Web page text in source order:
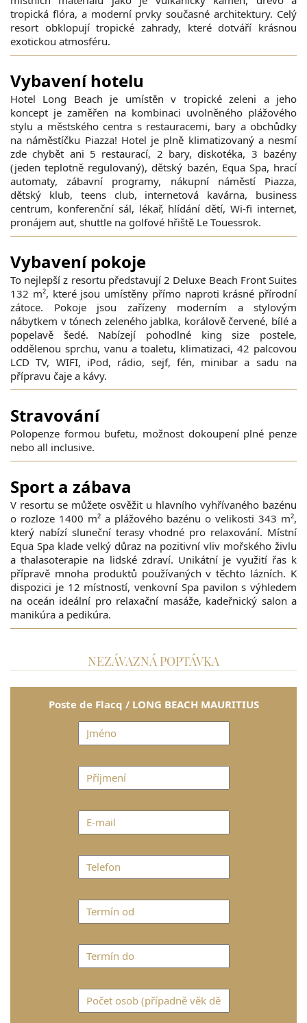
tropická flóra, a moderní prvky současné architektury. Celý
resort obklopují tropické zahrady, které dotváří krásnou
exotickou atmosféru.
Vybavení hotelu
Hotel Long Beach je umístěn v tropické zeleni a jeho
koncept je zaměřen na kombinaci uvolněného plážového
stylu a městského centra s restauracemi, bary a obchůdky
na náměstíčku Piazza! Hotel je plně klimatizovaný a nesmí
zde chybět ani 5 restaurací, 2 bary, diskotéka, 3 bazény
(jeden teplotně regulovaný), dětský bazén, Equa Spa, hrací
automaty, zábavní programy, nákupní náměstí Piazza,
dětský klub, teens club, internetová kavárna, business
centrum, konferenční sál, lékař, hlídání dětí, Wi-fi internet,
pronájem aut, shuttle na golfové hřiště Le Touessrok.
Vybavení pokoje
To nejlepší z resortu představují 2 Deluxe Beach Front Suites
132 m², které jsou umístěny přímo naproti krásné přírodní
zátoce. Pokoje jsou zařízeny moderním a stylovým
nábytkem v tónech zeleného jablka, korálově červené, bílé a
popelavě šedé. Nabízejí pohodlné king size postele,
oddělenou sprchu, vanu a toaletu, klimatizaci, 42 palcovou
LCD TV, WIFI, iPod, rádio, sejf, fén, minibar a sadu na
přípravu čaje a kávy.
Stravování
Polopenze formou bufetu, možnost dokoupení plné penze
nebo all inclusive.
Sport a zábava
V resortu se můžete osvěžit u hlavního vyhřívaného bazénu
o rozloze 1400 m² a plážového bazénu o velikosti 343 m²,
který nabízí sluneční terasy vhodné pro relaxování. Místní
Equa Spa klade velký důraz na pozitivní vliv mořského živlu
a thalasoterapie na lidské zdraví. Unikátní je využití řas k
přípravě mnoha produktů používaných v těchto lázních. K
dispozici je 12 místností, venkovní Spa pavilon s výhledem
na oceán ideální pro relaxační masáže, kadeřnický salon a
manikúra a pedikúra.
NEZÁVAZNÁ POPTÁVKA
Poste de Flacq / LONG BEACH MAURITIUS